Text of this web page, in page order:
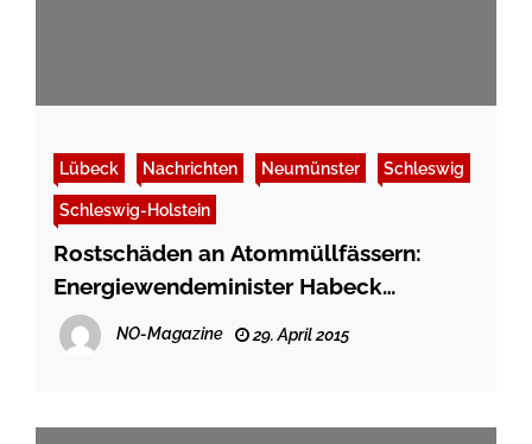
Lübeck Nachrichten Neumünster Schleswig
Schleswig-Holstein
Rostschäden an Atommüllfässern:
Energiewendeminister Habeck
erweitert Kontrollmechanismen
NO-Magazine 29. April 2015